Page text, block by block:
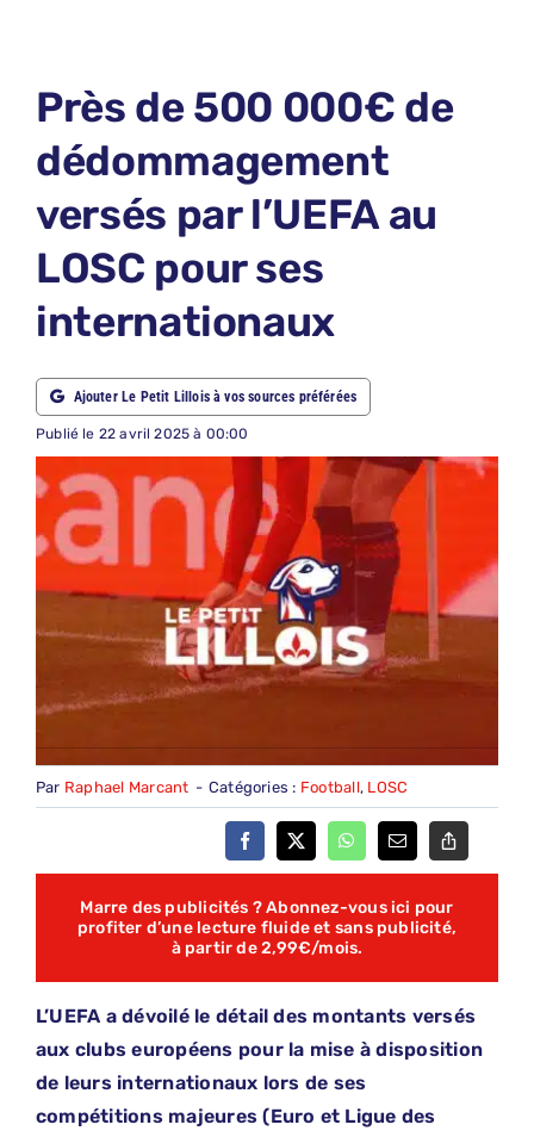
ABONNEMENTS
NOUS CONTACTER
NOUS SUIVRE
Rechercher:
Près de 500 000€ de
dédommagement
versés par l’UEFA au
LOSC pour ses
internationaux
Ajouter Le Petit Lillois à vos sources préférées
Publié le 22 avril 2025 à 00:00
Par Raphael Marcant - Catégories : Football, LOSC
Marre des publicités ? Abonnez-vous ici pour
profiter d’une lecture fluide et sans publicité,
à partir de 2,99€/mois.
L’UEFA a dévoilé le détail des montants versés
aux clubs européens pour la mise à disposition
de leurs internationaux lors de ses
compétitions majeures (Euro et Ligue des